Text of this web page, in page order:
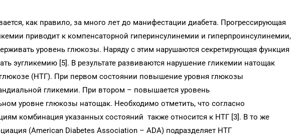
как правило, за много лет до манифестации диабета. Прогрессирующая
приводит к компенсаторной гиперинсулинемии и гиперпроинсулинемии,
уровень глюкозы. Наряду с этим нарушаются секретирующая функция
эугликемию [5]. В результате развиваются нарушение гликемии натощак
(НТГ). При первом состоянии повышение уровня глюкозы
гликемии. При втором – повышается уровень
уровне глюкозы натощак. Необходимо отметить, что согласно
комбинация указанных состояний также относится к НТГ [3]. В то же
(American Diabetes Association – ADA) подразделяет НТГ